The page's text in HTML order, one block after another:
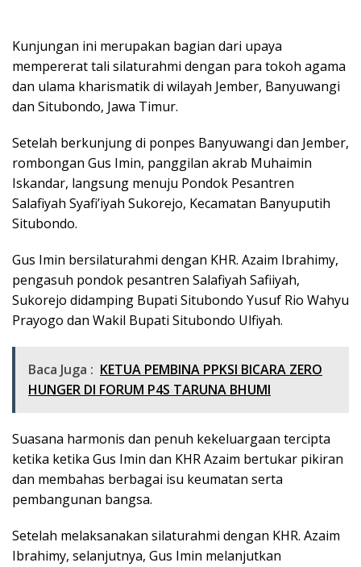
Kunjungan ini merupakan bagian dari upaya
mempererat tali silaturahmi dengan para tokoh agama
dan ulama kharismatik di wilayah Jember, Banyuwangi
dan Situbondo, Jawa Timur.
Setelah berkunjung di ponpes Banyuwangi dan Jember,
rombongan Gus Imin, panggilan akrab Muhaimin
Iskandar, langsung menuju Pondok Pesantren
Salafiyah Syafi’iyah Sukorejo, Kecamatan Banyuputih
Situbondo.
Gus Imin bersilaturahmi dengan KHR. Azaim Ibrahimy,
pengasuh pondok pesantren Salafiyah Safiiyah,
Sukorejo didamping Bupati Situbondo Yusuf Rio Wahyu
Prayogo dan Wakil Bupati Situbondo Ulfiyah.
Baca Juga : KETUA PEMBINA PPKSI BICARA ZERO
HUNGER DI FORUM P4S TARUNA BHUMI
Suasana harmonis dan penuh kekeluargaan tercipta
ketika ketika Gus Imin dan KHR Azaim bertukar pikiran
dan membahas berbagai isu keumatan serta
pembangunan bangsa.
Setelah melaksanakan silaturahmi dengan KHR. Azaim
Ibrahimy, selanjutnya, Gus Imin melanjutkan